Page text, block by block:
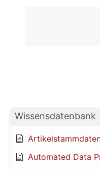
Wissensdatenbank
Automated Data